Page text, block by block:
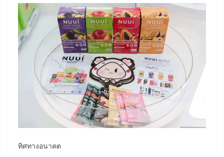
ทิศทางอนาคต